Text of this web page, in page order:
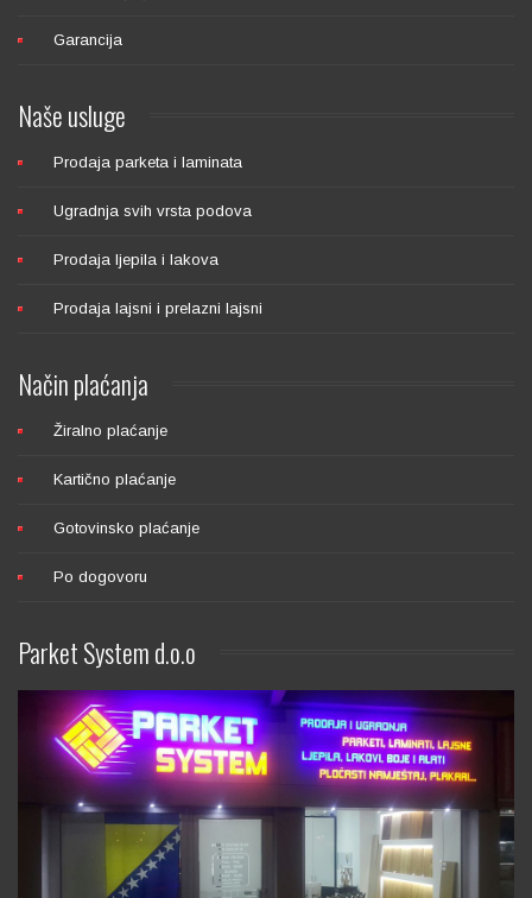
Garancija
Našeusluge
Prodaja parketa i laminata
Ugradnja svih vrsta podova
Prodaja ljepila i lakova
Prodaja lajsni i prelazni lajsni
Načinplaćanja
Žiralno plaćanje
Kartično plaćanje
Gotovinsko plaćanje
Po dogovoru
ParketSystem d.o.o